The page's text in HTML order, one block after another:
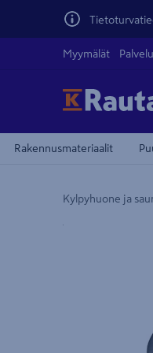
Myymälät
Rakennusmateriaalit
Kylpyhuone ja